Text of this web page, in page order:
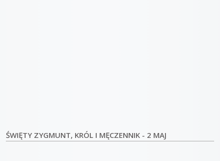
ŚWIĘTY ZYGMUNT, KRÓL I MĘCZENNIK - 2 MAJ